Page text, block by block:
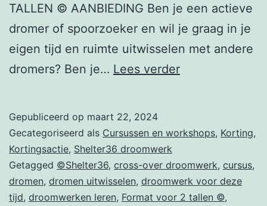
TALLEN © AANBIEDING Ben je een actieve
dromer of spoorzoeker en wil je graag in je
eigen tijd en ruimte uitwisselen met andere
dromers? Ben je… Lees verderINTRODUCTIE-
Gepubliceerd op maart 22, 2024
Gecategoriseerd als Cursussen en workshops, Korting,
Kortingsactie, Shelter36 droomwerk
Getagged ©Shelter36, cross-over droomwerk, cursus,
dromen, dromen uitwisselen, droomwerk voor deze
tijd, droomwerken leren, Format voor 2 tallen ©,